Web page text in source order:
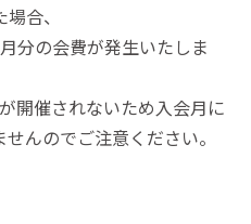
合、
分の会費が発生いたしま
開催されないため入会月に
んのでご注意ください。